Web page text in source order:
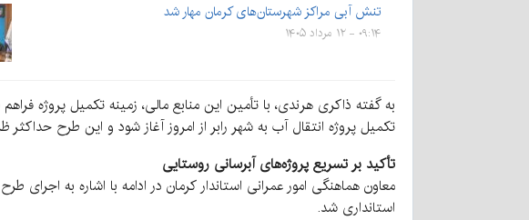
تنش آبی مراکز شهرستان‌های کرمان مهار شد
۰۹:۱۴ - ۱۲ مرداد ۱۴۰۵
به گفته ذاکری هرندی، با تأمین این منابع مالی، زمینه تکمیل پروژه
تکمیل پروژه انتقال آب به شهر رابر از امروز آغاز شود و این طرح
تأکید بر تسریع پروژه‌های آبرسانی روستایی
استانداری شد.